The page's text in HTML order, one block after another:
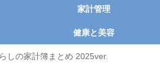
家計管理
健康と美容
しの家計簿まとめ 2025ver.